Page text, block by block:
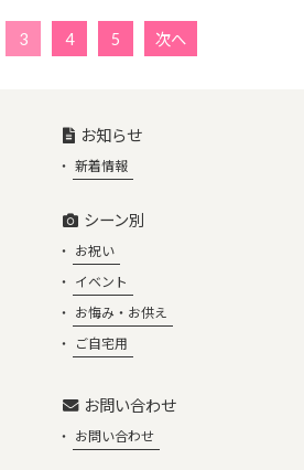
3 4 5 次へ
お知らせ
新着情報
シーン別
お祝い
イベント
お悔み・お供え
ご自宅用
お問い合わせ
お問い合わせ